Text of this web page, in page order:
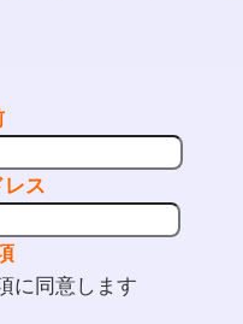
ス
に同意します